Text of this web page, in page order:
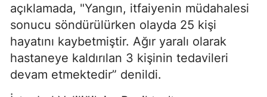
açıklamada, "Yangın, itfaiyenin müdahalesi
sonucu söndürülürken olayda 25 kişi
hayatını kaybetmiştir. Ağır yaralı olarak
hastaneye kaldırılan 3 kişinin tedavileri
devam etmektedir” denildi.